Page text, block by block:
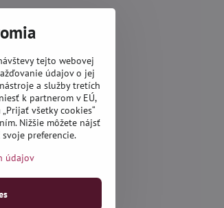
tejto webovej
údajov o jej
a služby tretích
k partnerom v EÚ,
všetky cookies“
Nižšie môžete nájsť
preferencie.
údajov